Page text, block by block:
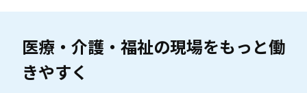
医療・介護・福祉の現場をもっと働
きやすく